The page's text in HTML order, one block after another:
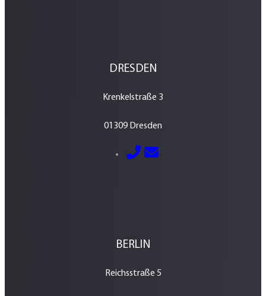
DRESDEN
Krenkelstraße 3
01309 Dresden
0351 – 213 037 70
E-Mail senden
BERLIN
Reichsstraße 5